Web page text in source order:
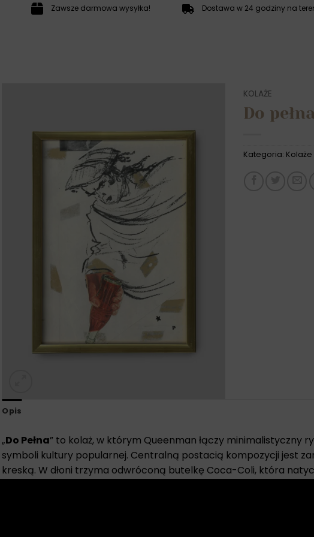
Zawsze darmowa wysyłka! Dostawa w 24 godziny na
KOLAŻE
Do
Kategoria: Kolaże
Opis
„Do Pełna” to kolaż, w którym Queenman łączy minimalistyczny
symboli kultury popularnej. Centralną postacią kompozycji jest
kreską. W dłoni trzyma odwróconą butelkę Coca-Coli, która
kontraście pomiędzy subtelną, niemal
. Butelka ukazana do góry nogami